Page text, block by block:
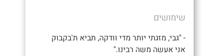
שימושים
- "גבי, מזגתי יותר מדי וודקה, תביא ת'בקבוק
אני אעשה משה רבינו."